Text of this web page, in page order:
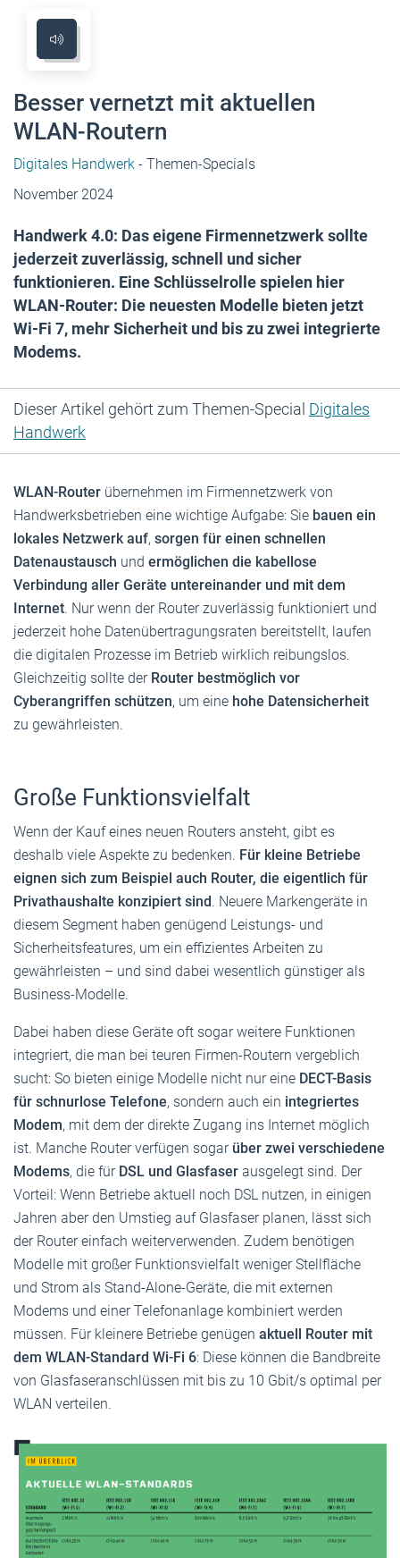
Besser vernetzt mit ­aktuellen
WLAN-Routern
Digitales Handwerk - Themen-Specials
November 2024
Handwerk 4.0: Das eigene Firmennetzwerk sollte
jederzeit zuverlässig, schnell und ­sicher
funktionieren. Eine Schlüsselrolle spielen hier
WLAN-Router: Die neuesten Modelle bieten jetzt
Wi-Fi 7, mehr Sicherheit und bis zu zwei integrierte
Modems.
Dieser Artikel gehört zum Themen-Special Digitales
Handwerk
WLAN-Router übernehmen im Firmennetzwerk von
Handwerksbetrieben eine wichtige Aufgabe: Sie bauen ein
lokales Netzwerk auf, sorgen für einen schnellen
Datenaustausch und ermöglichen die kabellose
Verbindung aller Geräte untereinander und mit dem
Internet. Nur wenn der Router zuverlässig funktioniert und
jederzeit hohe Datenübertragungsraten bereitstellt, laufen
die digitalen Prozesse im Betrieb wirklich reibungslos.
Gleichzeitig sollte der Router bestmöglich vor
Cyberangriffen schützen, um eine hohe Datensicherheit
zu gewährleisten.
Große Funktionsvielfalt
Wenn der Kauf eines neuen Routers ansteht, gibt es
deshalb viele Aspekte zu bedenken. Für kleine Betriebe
eignen sich zum Beispiel auch Router, die eigentlich für
Privathaushalte konzipiert sind. Neuere Markengeräte in
diesem Segment haben genügend Leistungs- und
Sicherheitsfeatures, um ein effizientes Arbeiten zu
gewährleisten – und sind dabei wesentlich günstiger als
Business-Modelle.
Dabei haben diese Geräte oft sogar weitere Funktionen
integriert, die man bei teuren Firmen-Routern vergeblich
sucht: So bieten einige Modelle nicht nur eine DECT-­Basis
für schnurlose Telefone, sondern auch ein integriertes
Modem, mit dem der direkte Zugang ins Internet möglich
ist. Manche Router verfügen sogarüber zwei verschiedene
Modems, die für DSL und Glasfaser ausgelegt sind. Der
Vorteil: Wenn Betriebe aktuell noch DSL nutzen, in einigen
Jahren aber den Umstieg auf Glasfaser planen, lässt sich
der Router einfach weiterverwenden. Zudem benötigen
Modelle mit großer Funktionsvielfalt weniger Stellfläche
und Strom als Stand-Alone-Geräte, die mit externen
Modems und einer Telefonanlage kombiniert werden
müssen. Für kleinere Betriebe genügen aktuell Router mit
dem WLAN-Standard Wi-Fi 6: Diese können die Bandbreite
von Glasfaseranschlüssen mit bis zu 10 Gbit/s optimal per
WLAN verteilen.